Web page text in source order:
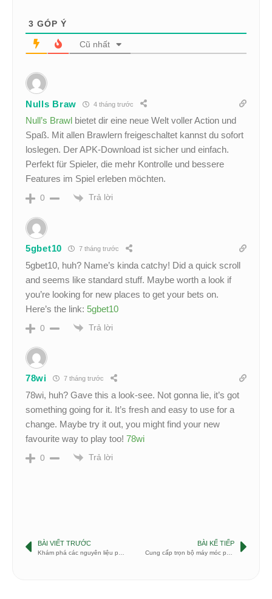
3 GÓP Ý
Cũ nhất
Nulls Braw 4 tháng trước
Null’s Brawl bietet dir eine neue Welt voller Action und
Spaß. Mit allen Brawlern freigeschaltet kannst du sofort
loslegen. Der APK-Download ist sicher und einfach.
Perfekt für Spieler, die mehr Kontrolle und bessere
Features im Spiel erleben möchten.
0 Trả lời
5gbet10 7 tháng trước
5gbet10, huh? Name’s kinda catchy! Did a quick scroll
and seems like standard stuff. Maybe worth a look if
you’re looking for new places to get your bets on.
Here’s the link: 5gbet10
0 Trả lời
78wi 7 tháng trước
78wi, huh? Gave this a look-see. Not gonna lie, it’s got
something going for it. It’s fresh and easy to use for a
change. Maybe try it out, you might find your new
favourite way to play too! 78wi
0 Trả lời
BÀI VIẾT TRƯỚC BÀI KẾ TIẾP